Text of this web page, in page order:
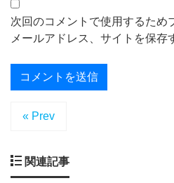
次回のコメントで使用するため
メールアドレス、サイトを保存
« Prev
関連記事